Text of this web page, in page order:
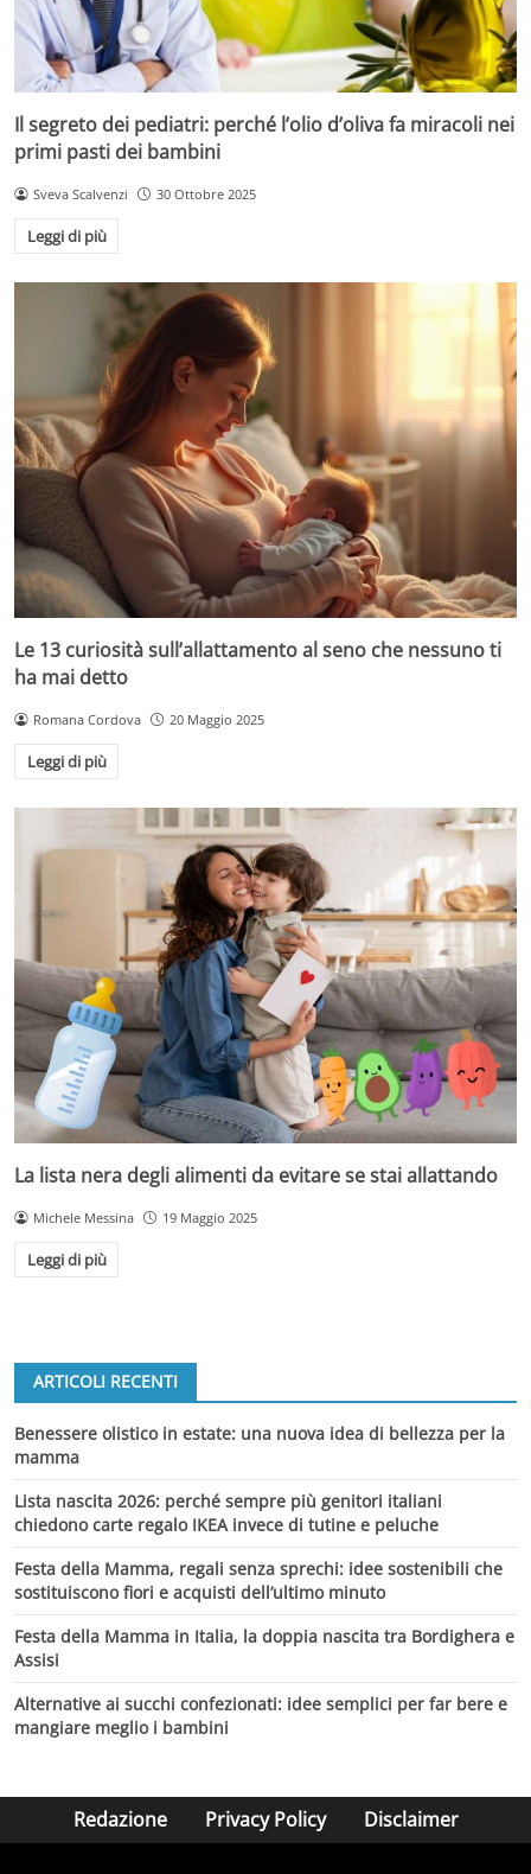
Il segreto dei pediatri: perché l’olio d’oliva fa miracoli nei
primi pasti dei bambini
Sveva Scalvenzi 30 Ottobre 2025
Leggi di più
Le 13 curiosità sull’allattamento al seno che nessuno ti
ha mai detto
Romana Cordova 20 Maggio 2025
Leggi di più
La lista nera degli alimenti da evitare se stai allattando
Michele Messina 19 Maggio 2025
Leggi di più
ARTICOLI RECENTI
Benessere olistico in estate: una nuova idea di bellezza per la
mamma
Lista nascita 2026: perché sempre più genitori italiani
chiedono carte regalo IKEA invece di tutine e peluche
Festa della Mamma, regali senza sprechi: idee sostenibili che
sostituiscono fiori e acquisti dell’ultimo minuto
Festa della Mamma in Italia, la doppia nascita tra Bordighera e
Assisi
Alternative ai succhi confezionati: idee semplici per far bere e
mangiare meglio i bambini
Redazione Privacy Policy Disclaimer